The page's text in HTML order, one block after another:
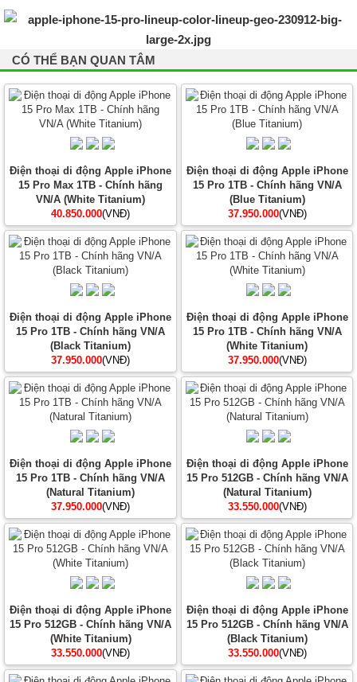
CÓ THỂ BẠN QUAN TÂM
Điện thoại di động Apple iPhone
15 Pro Max 1TB - Chính hãng
VN/A (White Titanium)
40.850.000(VNĐ)
Điện thoại di động Apple iPhone
15 Pro 1TB - Chính hãng VN/A
(Blue Titanium)
37.950.000(VNĐ)
Điện thoại di động Apple iPhone
15 Pro 1TB - Chính hãng VN/A
(Black Titanium)
37.950.000(VNĐ)
Điện thoại di động Apple iPhone
15 Pro 1TB - Chính hãng VN/A
(White Titanium)
37.950.000(VNĐ)
Điện thoại di động Apple iPhone
15 Pro 1TB - Chính hãng VN/A
(Natural Titanium)
37.950.000(VNĐ)
Điện thoại di động Apple iPhone
15 Pro 512GB - Chính hãng VN/A
(Natural Titanium)
33.550.000(VNĐ)
Điện thoại di động Apple iPhone
15 Pro 512GB - Chính hãng VN/A
(White Titanium)
33.550.000(VNĐ)
Điện thoại di động Apple iPhone
15 Pro 512GB - Chính hãng VN/A
(Black Titanium)
33.550.000(VNĐ)